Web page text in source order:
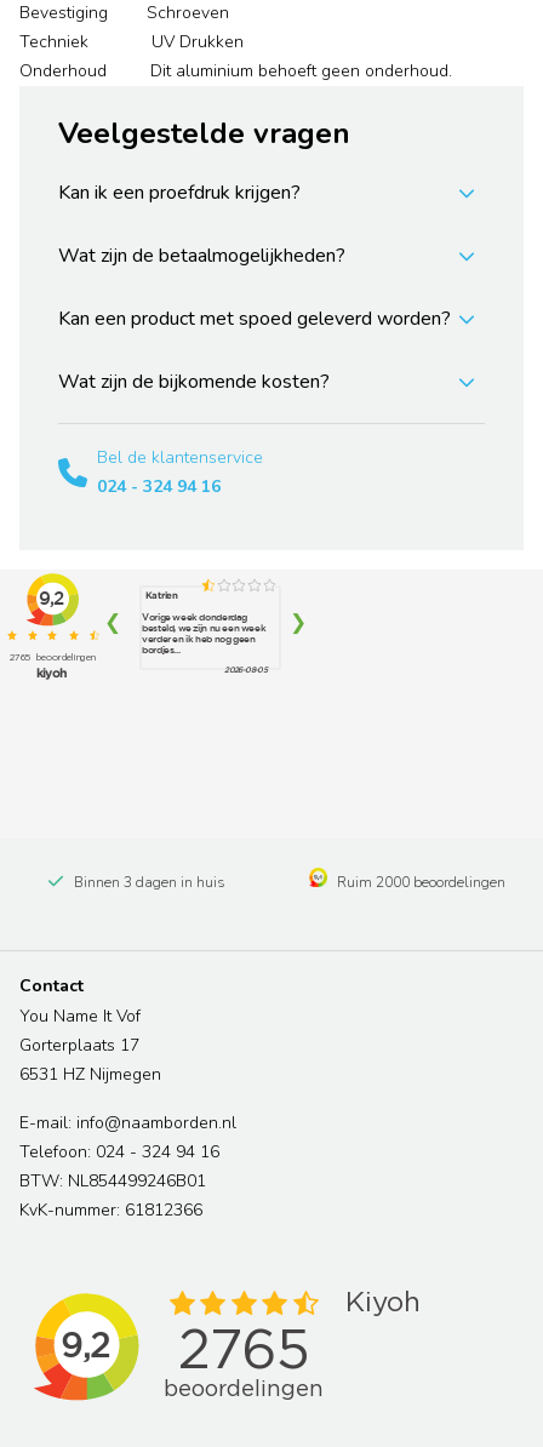
Bevestiging Schroeven
Techniek UV Drukken
Onderhoud Dit aluminium behoeft geen onderhoud.
Veelgestelde vragen
Kan ik een proefdruk krijgen?
Wat zijn de betaalmogelijkheden?
Kan een product met spoed geleverd worden?
Wat zijn de bijkomende kosten?
Bel de klantenservice
024 - 324 94 16
Binnen 3 dagen in huis Ruim 2000 beoordelingen
Contact
You Name It Vof
Gorterplaats 17
6531 HZ Nijmegen
E-mail: info@naamborden.nl
Telefoon: 024 - 324 94 16
BTW: NL854499246B01
KvK-nummer: 61812366